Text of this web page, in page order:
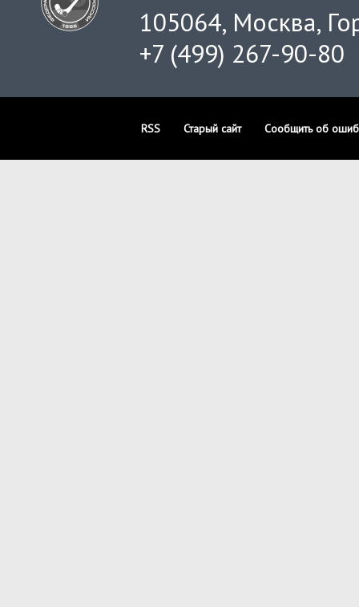
105064, Москва,
+7 (499) 267-90-80
RSS Старый сайт Сообщить об